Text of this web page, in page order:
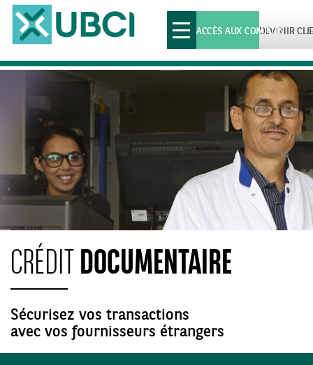
Toggle
navigationDEVENIR
ACCÈS AUX COMPTES
CRÉDITDOCUMENTAIRE
Sécurisez vos transactions
avec vos fournisseurs étrangers